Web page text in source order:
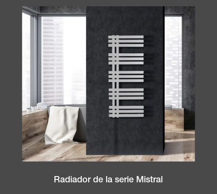
Radiador de la serie Mistral